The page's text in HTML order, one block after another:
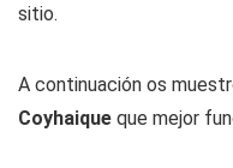
sitio.
A continuación os
Coyhaique que mejor